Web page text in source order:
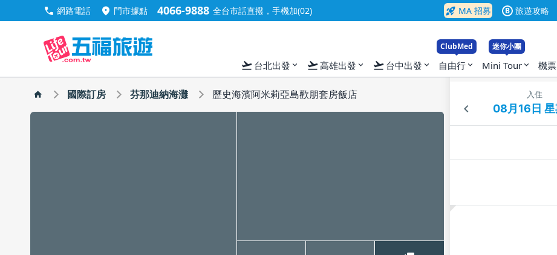
call 網路電話 location_on 門市據點 4066-9888 全台市話直撥，手機加(02) rocket_launch MA 招募 B 旅遊攻略
flight_takeoff 台北出發 expand_more flight_takeoff高雄出發 expand_more flight_takeoff 台中出發 expand_more
ClubMed
自由行 expand_more
迷你小團
Mini Tour expand_more 機票
國際訂房 芬那迪納海灘 歷史海濱阿米莉亞島歡朋套房飯店 入住